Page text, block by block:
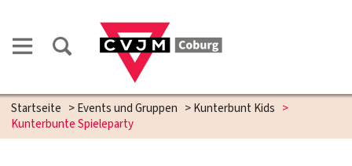
Startseite >Events und Gruppen >Kunterbunt Kids >
Kunterbunte Spieleparty